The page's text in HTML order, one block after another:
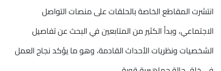
انتشرت المقاطع الخاصة بالحلقات على منصات التواصل
الاجتماعي، وبدأ الكثير من المتابعين في البحث عن تفاصيل
الشخصيات ونظريات الأحداث القادمة، وهو ما يؤكد نجاح العمل